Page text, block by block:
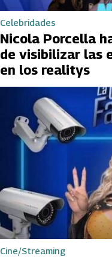
Celebridades
Nicola Porcella
de visibilizar las
en los realitys
Cine/Streaming